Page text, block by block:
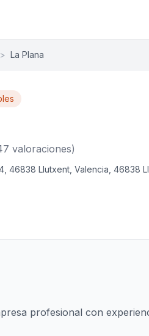
> La Plana
valoraciones)
46838 Llutxent, Valencia, 46838
profesional con